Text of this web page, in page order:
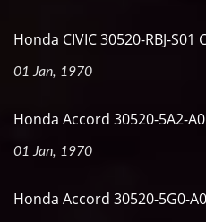
Honda CIVIC 30520-RBJ-S01
01 Jan, 1970
Honda Accord 30520-5A2-
01 Jan, 1970
Honda Accord 30520-5G0-